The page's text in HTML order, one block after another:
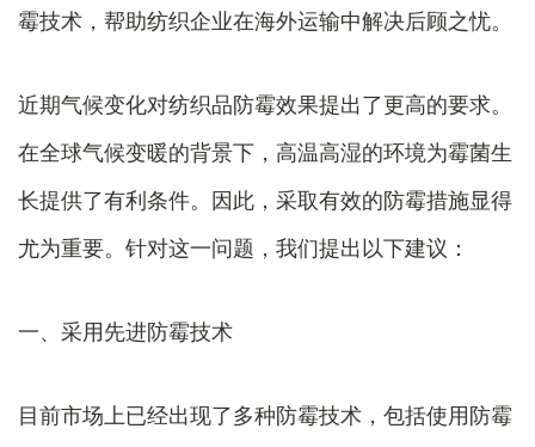
霉技术，帮助纺织企业在海外运输中解决后顾之忧。
近期气候变化对纺织品防霉效果提出了更高的要求。
在全球气候变暖的背景下，高温高湿的环境为霉菌生
长提供了有利条件。因此，采取有效的防霉措施显得
尤为重要。针对这一问题，我们提出以下建议：
一、采用先进防霉技术
目前市场上已经出现了多种防霉技术，包括使用防霉